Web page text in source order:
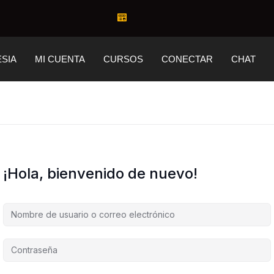
MI CUENTA CURSOS CONECTAR CHAT
¡Hola, bienvenido de nuevo!